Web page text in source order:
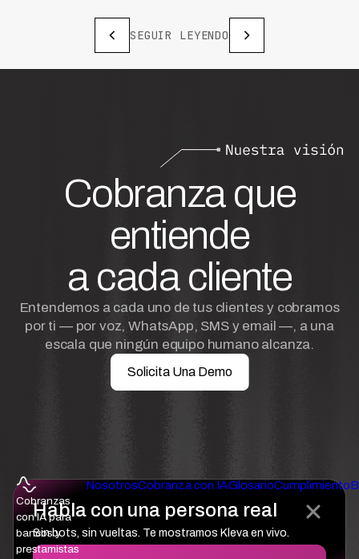
SEGUIR LEYENDO
Habla con una persona real
Sin bots, sin vueltas. Te mostramos Kleva en vivo.
Cobranza que
entiende
a cada cliente
Entendemos a cada uno de tus clientes y cobramos
por ti — por voz, WhatsApp, SMS y email —, a una
escala que ningún equipo humano alcanza.
Solicita Una Demo
Cobranzas
con IA para
bancos y
prestamistas
NosotrosCobranza con IAGlosarioCumplimiento